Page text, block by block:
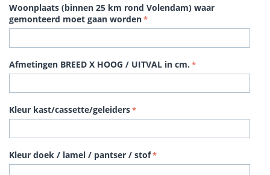
Woonplaats (binnen 25 km rond Volendam) waar
gemonteerd moet gaan worden
Afmetingen BREED X HOOG / UITVAL in cm.
Kleur kast/cassette/geleiders
Kleur doek / lamel / pantser / stof